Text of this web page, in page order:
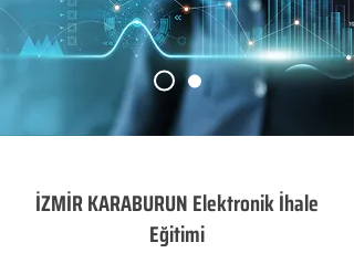
İZMİR KARABURUN Elektronik İhale
Eğitimi